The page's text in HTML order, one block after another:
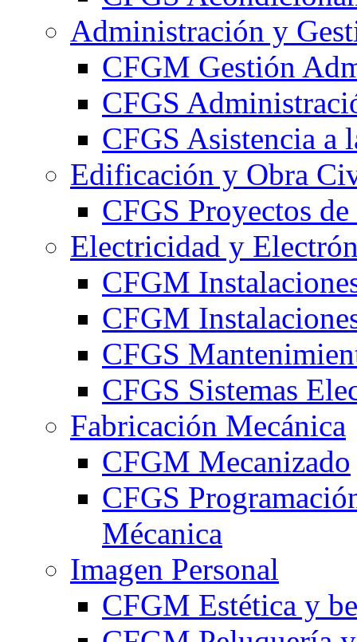
Administración y
CFGM Gestión
CFGS
CFGS Asistencia a
Edificación y Obra
CFGS Proyectos
Electricidad y
CFGM
CFGM
CFGS
CFGS Sistemas
Fabricación Mecánica
CFGM Mecanizado
CFGS
Mécanica
Imagen Personal
CFGM Estética y